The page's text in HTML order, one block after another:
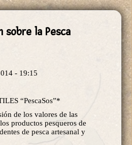
sobre la Pesca
- 19:15
“PescaSos”*
de los valores de las
productos pesqueros de
de pesca artesanal y